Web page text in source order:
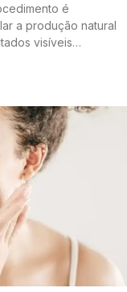
é
a produção natural
visíveis…